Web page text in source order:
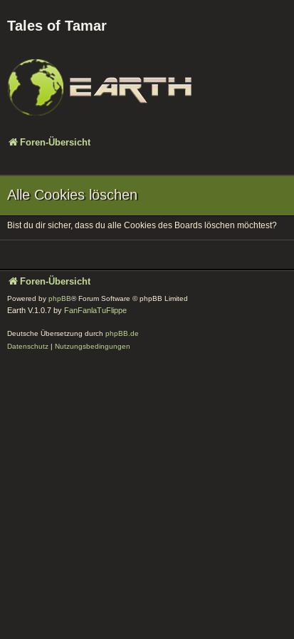
Tales of Tamar
Foren-Übersicht
Alle Cookies löschen
Bist du dir sicher, dass du alle Cookies des Boards löschen möchtest?
Foren-Übersicht
Powered by phpBB® Forum Software © phpBB Limited
Earth V.1.0.7 by FanFanlaTuFlippe
Deutsche Übersetzung durch phpBB.de
Datenschutz | Nutzungsbedingungen